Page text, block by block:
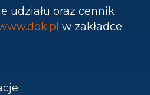
udziału oraz cennik
w zakładce
: